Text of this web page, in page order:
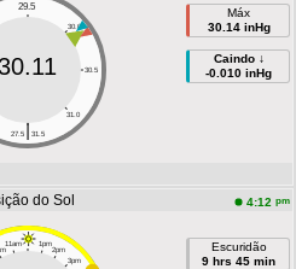
29.5
30.0
30.5
31.0
|
27.5 31.5
30.11
Máx
30.14 inHg
Caindo ↓
-0.010 inHg
do Sol 4:12 pm
11am 1pm
2pm
3pm
Escuridão
9 hrs 45 min